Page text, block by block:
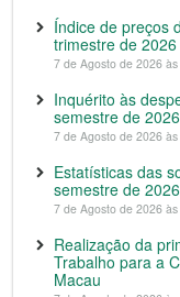
Índice de preços
trimestre de 2026
7 de Agosto de 2026
Inquérito às
semestre de 2026
7 de Agosto de 2026
Estatísticas das
semestre de 2026
7 de Agosto de 2026
Realização da
Trabalho para a
Macau